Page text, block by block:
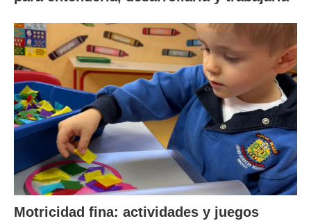
Motricidad fina: actividades y juegos